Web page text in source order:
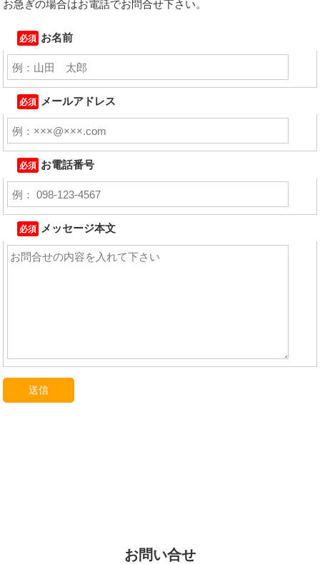
お急ぎの場合はお電話でお問合せ下さい。
必須 お名前
必須 メールアドレス
必須 お電話番号
必須 メッセージ本文
お問い合せ